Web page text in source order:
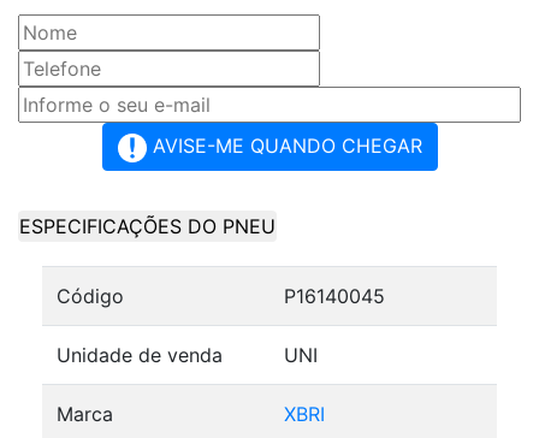
AVISE-ME QUANDO CHEGAR
ESPECIFICAÇÕES DO PNEU
Código P16140045
Unidade de venda UNI
Marca XBRI